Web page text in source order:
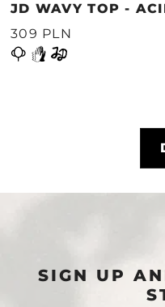
JD WAVY TOP -
309 PLN
SIGN UP